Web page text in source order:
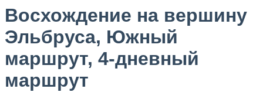
Восхождение на вершину
Эльбруса, Южный
маршрут, 4-дневный
маршрут